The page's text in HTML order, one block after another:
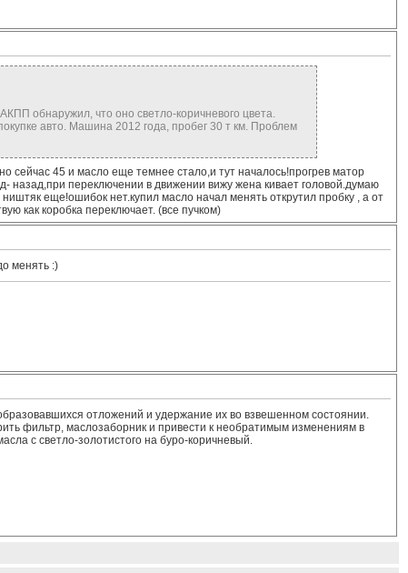
обнаружил, что оно светло-коричневого цвета.
авто. Машина 2012 года, пробег 30 т км. Проблем
сейчас 45 и масло еще темнее стало,и тут началось!прогрев матор
назад,при переключении в движении вижу жена кивает головой.думаю
еще!ошибок нет.купил масло начал менять открутил пробку , а от
как коробка переключает. (все пучком)
менять :)
отложений и удержание их во взвешенном состоянии.
фильтр, маслозаборник и привести к необратимым изменениям в
с светло-золотистого на буро-коричневый.